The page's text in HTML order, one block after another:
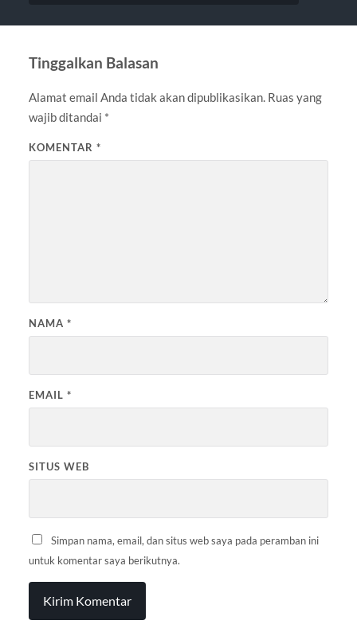
Tinggalkan Balasan
Alamat email Anda tidak akan dipublikasikan. Ruas yang
wajib ditandai *
KOMENTAR *
NAMA *
EMAIL *
SITUS WEB
Simpan nama, email, dan situs web saya pada peramban ini
untuk komentar saya berikutnya.